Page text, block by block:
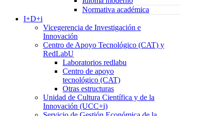
Normativa académica
I+D+i
Vicegerencia de Investigación e
Innovación
Centro de Apoyo Tecnológico (CAT) y
RedLabU
Laboratorios redlabu
Centro de apoyo
tecnológico (CAT)
Otras estructuras
Unidad de Cultura Científica y de la
Innovación (UCC+i)